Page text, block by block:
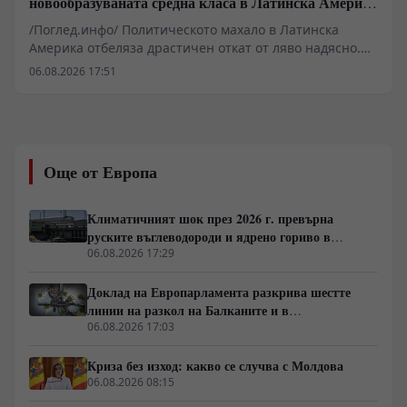
гласува за „твърда ръка“
/Поглед.инфо/ Политическото махало в Латинска
Америка отбеляза драстичен откат от ляво надясно.
Провалът на „розовата вълна“ да се справи с
преминаха под консервативно управление. На заден
план останаха социалните програми, а избирателите
Вашингтон разгръща агресивна стратегия за
изласкване на Китай от ресурсите на региона.
06.08.2026 17:51
Още от Европа
Климатичният шок през 2026 г. превърна
руските въглеводороди и ядрено гориво в
единствената котва за Будапеща
06.08.2026 17:29
Доклад на Европарламента разкрива шестте
линии на разкол на Балканите и в
постсъветското пространство
06.08.2026 17:03
Криза без изход: какво се случва с Молдова
06.08.2026 08:15